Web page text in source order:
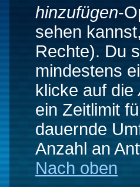
hinzufügen-
sehen
Rechte). Du
mindestens
klicke auf die
ein Zeitlimit
dauernde
Anzahl an
Nach oben